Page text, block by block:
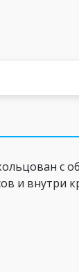
с
и внутри